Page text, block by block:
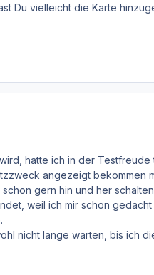
Du vielleicht die Karte
hatte ich in der Testfreude
angezeigt bekommen
gern hin und her
weil ich mir schon
nicht lange warten, bis ich